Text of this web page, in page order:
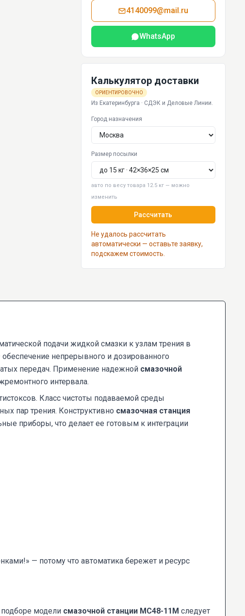
4140099@mail.ru
WhatsApp
Калькулятор доставки
ОРИЕНТИРОВОЧНО
Из Екатеринбурга · СДЭК и Деловые Линии.
Город назначения
Размер посылки
авто по весу товара 12.5 кг — можно
изменить
Рассчитать
Не удалось рассчитать
автоматически — оставьте заявку,
подскажем стоимость.
подачи жидкой смазки к узлам трения в
непрерывного и дозированного
передач. Применение надежной смазочной
интервала.
Класс чистоты подаваемой среды
пар трения. Конструктивно смазочная станция
приборы, что делает ее готовым к интеграции
— потому что автоматика бережет и ресурс
подборе модели смазочной станции МС48-11М следует